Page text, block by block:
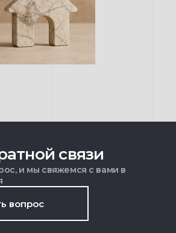
связи
и мы свяжемся с вами в
вопрос